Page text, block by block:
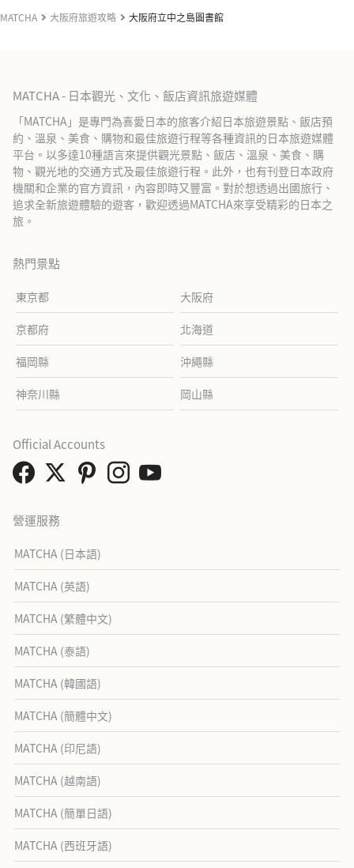
MATCHA 大阪府旅遊攻略 大阪府立中之島圖書館
MATCHA - 日本觀光、文化、飯店資訊旅遊媒體
「MATCHA」是專門為喜愛日本的旅客介紹日本旅遊景點、飯店預
約、溫泉、美食、購物和最佳旅遊行程等各種資訊的日本旅遊媒體
平台。以多達10種語言來提供觀光景點、飯店、溫泉、美食、購
物、觀光地的交通方式及最佳旅遊行程。此外，也有刊登日本政府
機關和企業的官方資訊，內容即時又豐富。對於想透過出國旅行、
追求全新旅遊體驗的遊客，歡迎透過MATCHA來享受精彩的日本之
旅。
熱門景點
東京都 大阪府
京都府 北海道
福岡縣 沖繩縣
神奈川縣 岡山縣
營運服務
MATCHA (日本語)
MATCHA (英語)
MATCHA (繁體中文)
MATCHA (泰語)
MATCHA (韓國語)
MATCHA (簡體中文)
MATCHA (印尼語)
MATCHA (越南語)
MATCHA (簡單日語)
MATCHA (西班牙語)
Official Accounts